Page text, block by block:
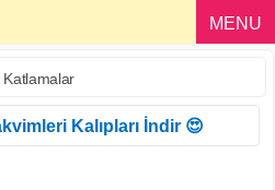
MENU
Katlamalar
Kalıpları İndir 😍